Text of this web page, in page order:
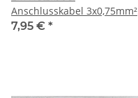
Anschlusskabel 3x0,75mm²
schwarz mit Schutzkontakt
7,95 € *